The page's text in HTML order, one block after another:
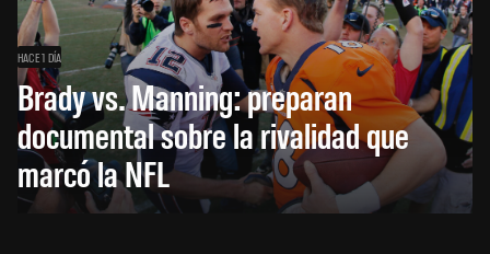
HACE 1 DÍA
Brady vs. Manning: preparan
documental sobre la rivalidad que
marcó la NFL